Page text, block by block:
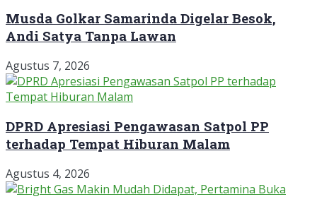
Musda Golkar Samarinda Digelar Besok,
Andi Satya Tanpa Lawan
Agustus 7, 2026
DPRD Apresiasi Pengawasan Satpol PP
terhadap Tempat Hiburan Malam
Agustus 4, 2026